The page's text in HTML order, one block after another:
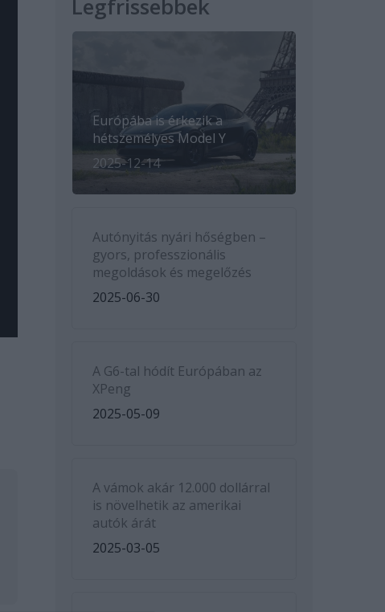
Legfrissebbek
Európába is érkezik a
hétszemélyes Model Y
2025-12-14
Autónyitás nyári hőségben –
gyors, professzionális
megoldások és megelőzés
2025-06-30
A G6-tal hódít Európában az
XPeng
2025-05-09
A vámok akár 12.000 dollárral
is növelhetik az amerikai
autók árát
2025-03-05